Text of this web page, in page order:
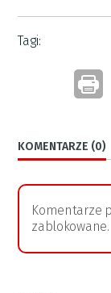
Tagi:
KOMENTARZE (0)
Komentarze
zablokowane.